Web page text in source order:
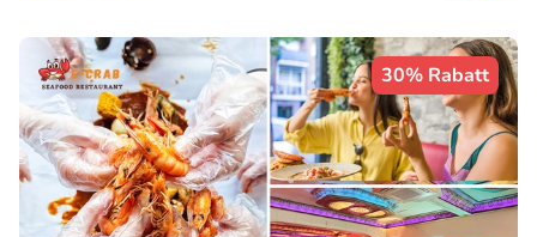
30% Rabatt